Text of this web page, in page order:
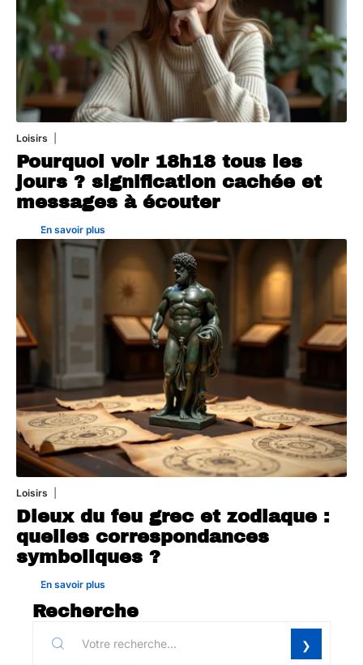
Loisirs
Pourquoi voir 18h18 tous les
jours ? signification cachée et
messages à écouter
En savoir plus
Loisirs
Dieux du feu grec et zodiaque :
quelles correspondances
symboliques ?
En savoir plus
Recherche